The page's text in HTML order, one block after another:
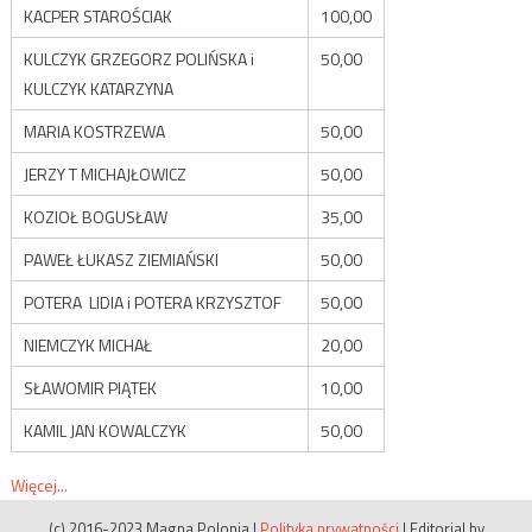
KACPER STAROŚCIAK
100,00
KULCZYK GRZEGORZ POLIŃSKA i
KULCZYK KATARZYNA
50,00
MARIA KOSTRZEWA
50,00
JERZY T MICHAJŁOWICZ
50,00
KOZIOŁ BOGUSŁAW
35,00
PAWEŁ ŁUKASZ ZIEMIAŃSKI
50,00
POTERA LIDIA i POTERA KRZYSZTOF
50,00
NIEMCZYK MICHAŁ
20,00
SŁAWOMIR PIĄTEK
10,00
KAMIL JAN KOWALCZYK
50,00
Więcej...